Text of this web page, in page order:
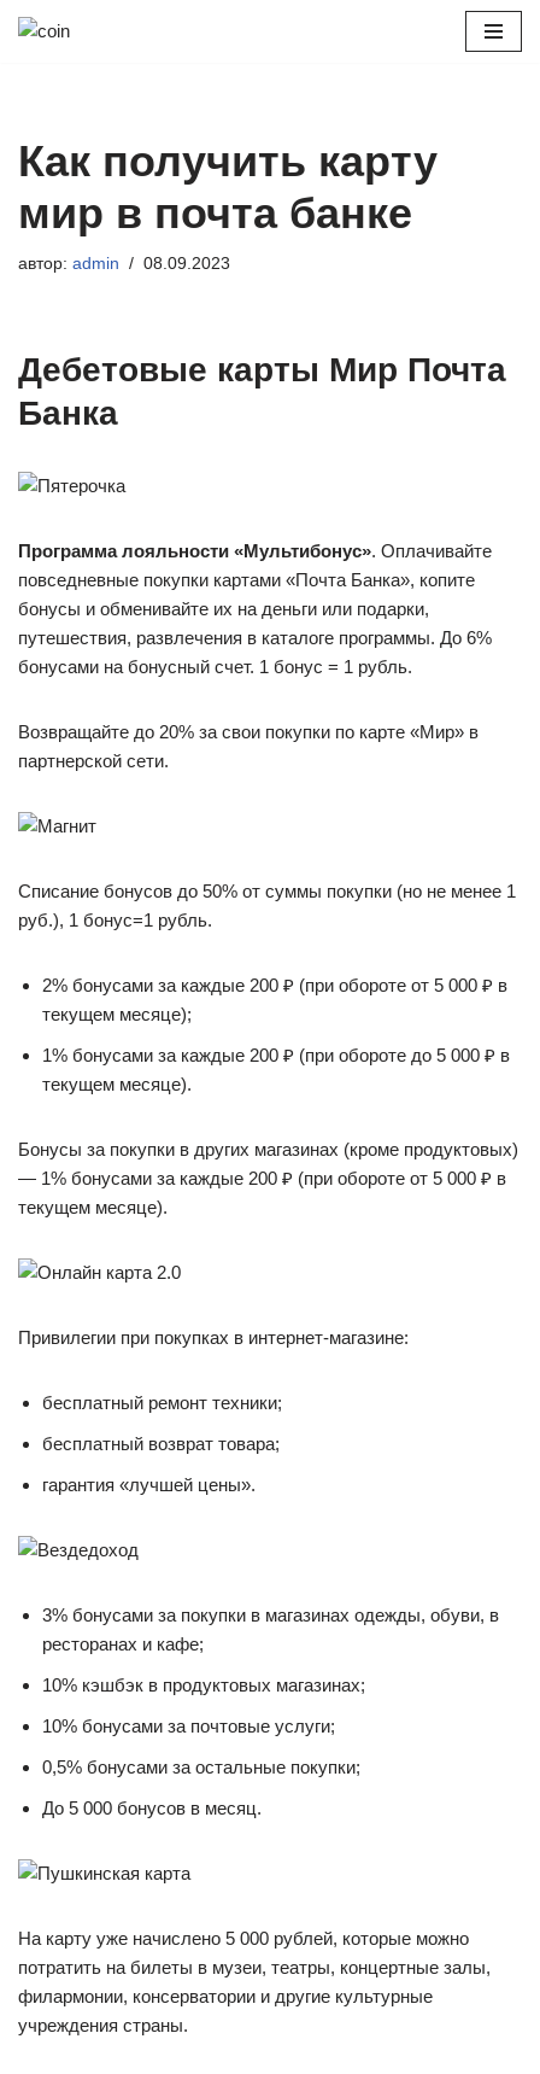
Как получить карту
мир в почта банке
автор: admin 08.09.2023
Дебетовые карты Мир Почта
Банка
Программа лояльности «Мультибонус». Оплачивайте
повседневные покупки картами «Почта Банка», копите
бонусы и обменивайте их на деньги или подарки,
путешествия, развлечения в каталоге программы. До 6%
бонусами на бонусный счет. 1 бонус = 1 рубль.
Возвращайте до 20% за свои покупки по карте «Мир» в
партнерской сети.
Списание бонусов до 50% от суммы покупки (но не менее 1
руб.), 1 бонус=1 рубль.
2% бонусами за каждые 200 ₽ (при обороте от 5 000 ₽ в
текущем месяце);
1% бонусами за каждые 200 ₽ (при обороте до 5 000 ₽ в
текущем месяце).
Бонусы за покупки в других магазинах (кроме продуктовых)
— 1% бонусами за каждые 200 ₽ (при обороте от 5 000 ₽ в
текущем месяце).
Привилегии при покупках в интернет-магазине:
бесплатный ремонт техники;
бесплатный возврат товара;
гарантия «лучшей цены».
3% бонусами за покупки в магазинах одежды, обуви, в
ресторанах и кафе;
10% кэшбэк в продуктовых магазинах;
10% бонусами за почтовые услуги;
0,5% бонусами за остальные покупки;
До 5 000 бонусов в месяц.
На карту уже начислено 5 000 рублей, которые можно
потратить на билеты в музеи, театры, концертные залы,
филармонии, консерватории и другие культурные
учреждения страны.